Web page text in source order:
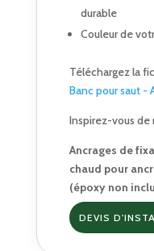
durable
Couleur de
Téléchargez la
Banc pour saut -
Inspirez-vous de
Ancrages de
chaud pour
(époxy non
DEVIS